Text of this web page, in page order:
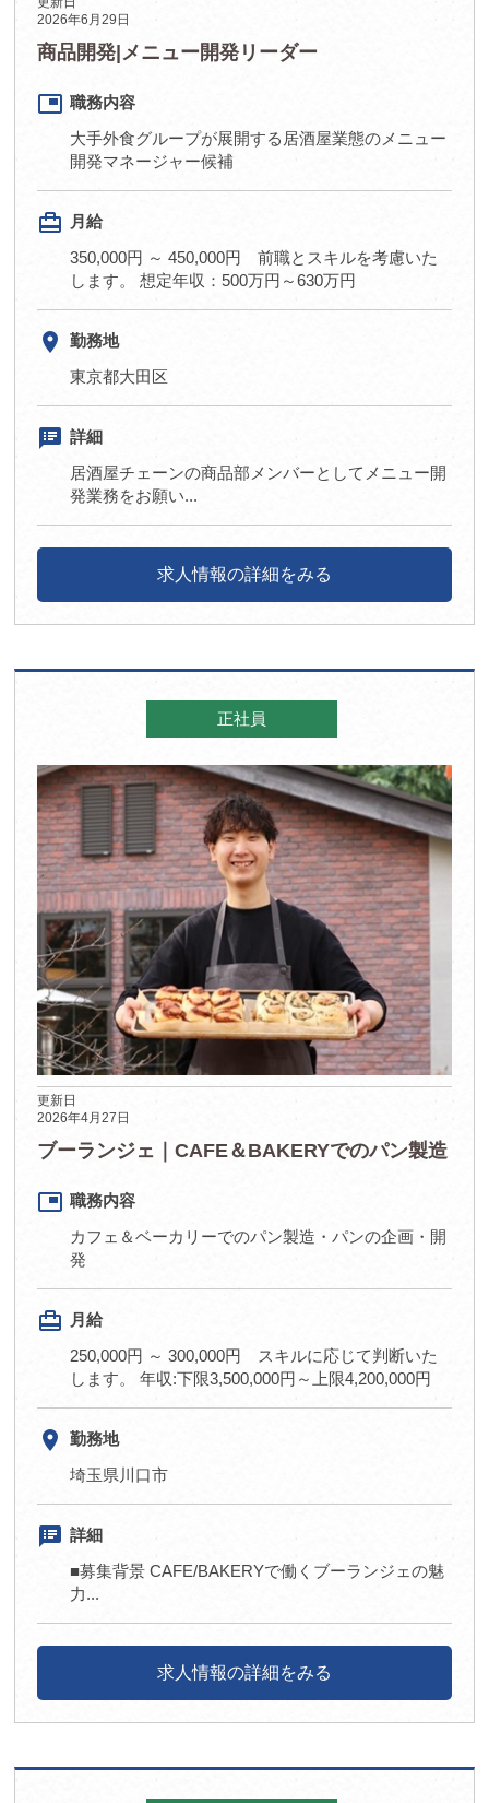
2026年6月29日
商品開発|メニュー開発リーダー
picture_in_picture 職務内容
大手外食グループが展開する居酒屋業態のメニュー
開発マネージャー候補
card_travel
月給
350,000円 ～ 450,000円 前職とスキルを考慮いた
します。 想定年収：500万円～630万円
room
勤務地
東京都大田区
speaker_notes 詳細
居酒屋チェーンの商品部メンバーとしてメニュー開
発業務をお願い...
求人情報の詳細をみる
正社員
更新日
2026年4月27日
ブーランジェ｜CAFE＆BAKERYでのパン製造
picture_in_picture 職務内容
カフェ＆ベーカリーでのパン製造・パンの企画・開
発
card_travel
月給
250,000円 ～ 300,000円 スキルに応じて判断いた
します。 年収:下限3,500,000円～上限4,200,000円
room
勤務地
埼玉県川口市
speaker_notes 詳細
■募集背景 CAFE/BAKERYで働くブーランジェの魅
力...
求人情報の詳細をみる